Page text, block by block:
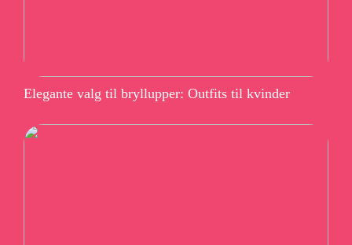
Elegante valg til bryllupper: Outfits til kvinder